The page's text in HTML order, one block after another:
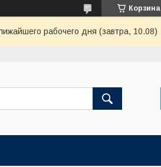
Корзина
рабочего дня (завтра, 10.08)